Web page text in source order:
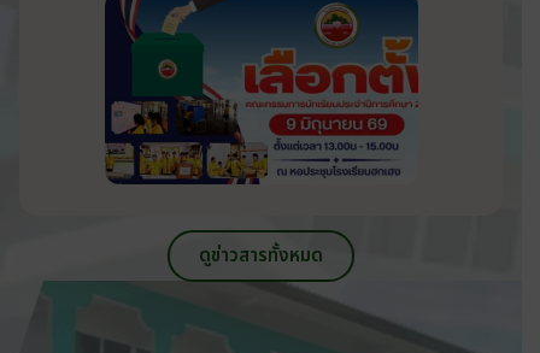
วันที่ 9 มิถุนายน 2569
ดูข่าวสารทั้งหมด